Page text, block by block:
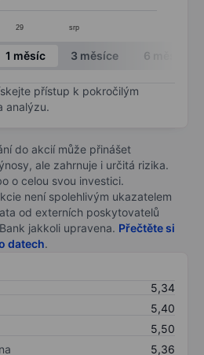
29 srp
1 měsíc 3 měsíce 6 měsíců
přístup k pokročilým
analýzu.
do akcií může přinášet
ale zahrnuje i určitá rizika.
o celou svou investici.
není spolehlivým ukazatelem
od externích poskytovatelů
jakkoli upravena. Přečtěte si
datech.
5,34
5,40
5,50
5,36